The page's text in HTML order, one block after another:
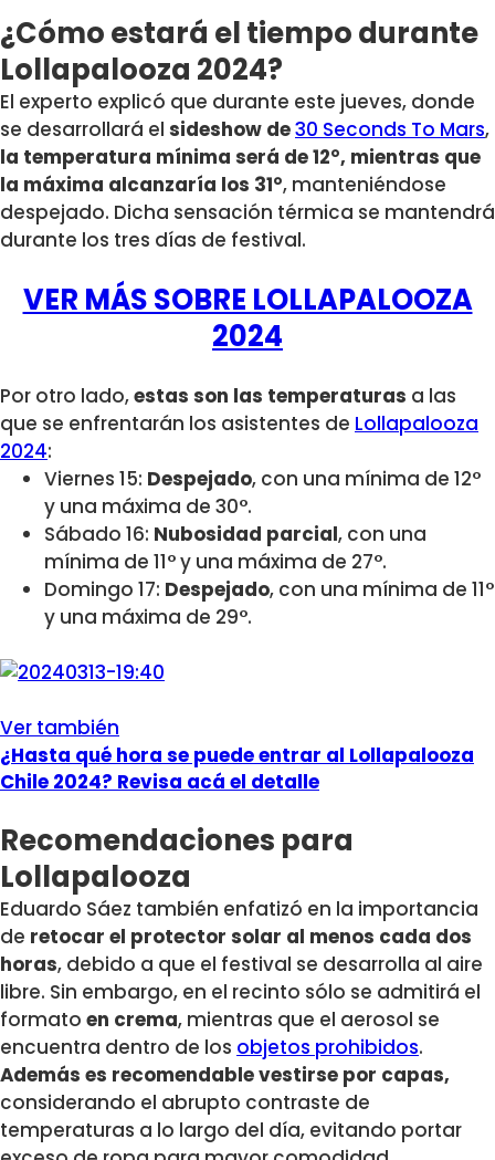
¿Cómo estará el tiempo durante
Lollapalooza 2024?
El experto explicó que durante este jueves, donde
se desarrollará el sideshow de30 Seconds To Mars,
la temperatura mínima será de 12°, mientras que
la máxima alcanzaría los 31°, manteniéndose
despejado. Dicha sensación térmica se mantendrá
durante los tres días de festival.
VER MÁS SOBRE LOLLAPALOOZA
2024
Por otro lado,estas son las temperaturas a las
que se enfrentarán los asistentes de Lollapalooza
2024:
Viernes 15: Despejado, con una mínima de 12°
y una máxima de 30°.
Sábado 16: Nubosidad parcial, con una
mínima de 11° y una máxima de 27°.
Domingo 17: Despejado, con una mínima de 11°
y una máxima de 29°.
Ver también
¿Hasta qué hora se puede entrar al Lollapalooza
Chile 2024? Revisa acá el detalle
Recomendaciones para
Lollapalooza
Eduardo Sáez también enfatizó en la importancia
de retocar el protector solar al menos cada dos
horas, debido a que el festival se desarrolla al aire
libre. Sin embargo, en el recinto sólo se admitirá el
formato en crema, mientras que el aerosol se
encuentra dentro de los objetos prohibidos.
Además es recomendable vestirse por capas,
considerando el abrupto contraste de
temperaturas a lo largo del día, evitando portar